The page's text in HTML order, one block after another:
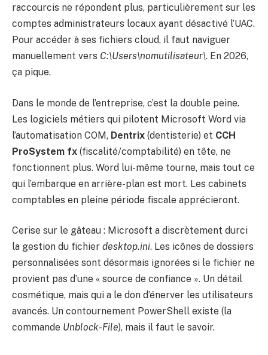
raccourcis ne répondent plus, particulièrement sur les
comptes administrateurs locaux ayant désactivé l’UAC.
Pour accéder à ses fichiers cloud, il faut naviguer
manuellement vers C:\Users\nomutilisateur\. En 2026,
ça pique.
Dans le monde de l’entreprise, c’est la double peine.
Les logiciels métiers qui pilotent Microsoft Word via
l’automatisation COM, Dentrix (dentisterie) et CCH
ProSystem fx (fiscalité/comptabilité) en tête, ne
fonctionnent plus. Word lui-même tourne, mais tout ce
qui l’embarque en arrière-plan est mort. Les cabinets
comptables en pleine période fiscale apprécieront.
Cerise sur le gâteau : Microsoft a discrètement durci
la gestion du fichier desktop.ini. Les icônes de dossiers
personnalisées sont désormais ignorées si le fichier ne
provient pas d’une « source de confiance ». Un détail
cosmétique, mais qui a le don d’énerver les utilisateurs
avancés. Un contournement PowerShell existe (la
commande Unblock-File), mais il faut le savoir.